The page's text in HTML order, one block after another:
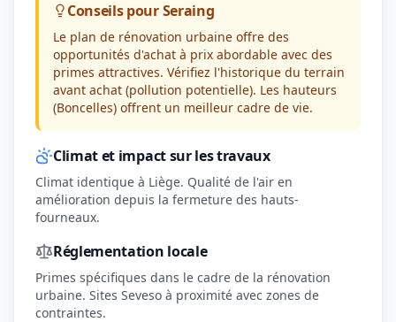
Conseils pour Seraing
Le plan de rénovation urbaine offre des
opportunités d'achat à prix abordable avec des
primes attractives. Vérifiez l'historique du terrain
avant achat (pollution potentielle). Les hauteurs
(Boncelles) offrent un meilleur cadre de vie.
Climat et impact sur les travaux
Climat identique à Liège. Qualité de l'air en
amélioration depuis la fermeture des hauts-
fourneaux.
Réglementation locale
Primes spécifiques dans le cadre de la rénovation
urbaine. Sites Seveso à proximité avec zones de
contraintes.